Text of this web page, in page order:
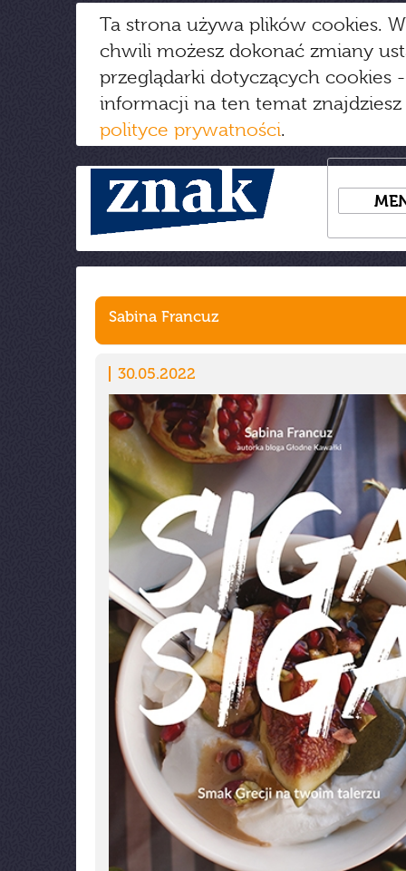
Ta strona używa plików cookies.
chwili możesz dokonać zmiany
przeglądarki dotyczących cookies
informacji na ten temat
polityce prywatności.
Sabina Francuz
30.05.2022